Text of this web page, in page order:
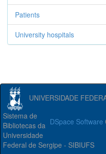
Patients
University hospitals
UNIVERSIDADE
DSpace Software
Sistema de
Bibliotecas da
Universidade
Federal de Sergipe - SIBIUFS